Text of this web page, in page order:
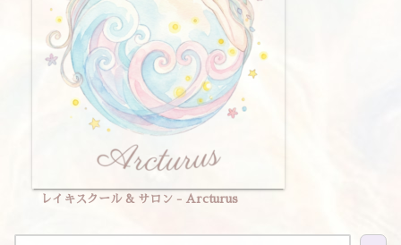
レイキスクール & サロン - Arcturus